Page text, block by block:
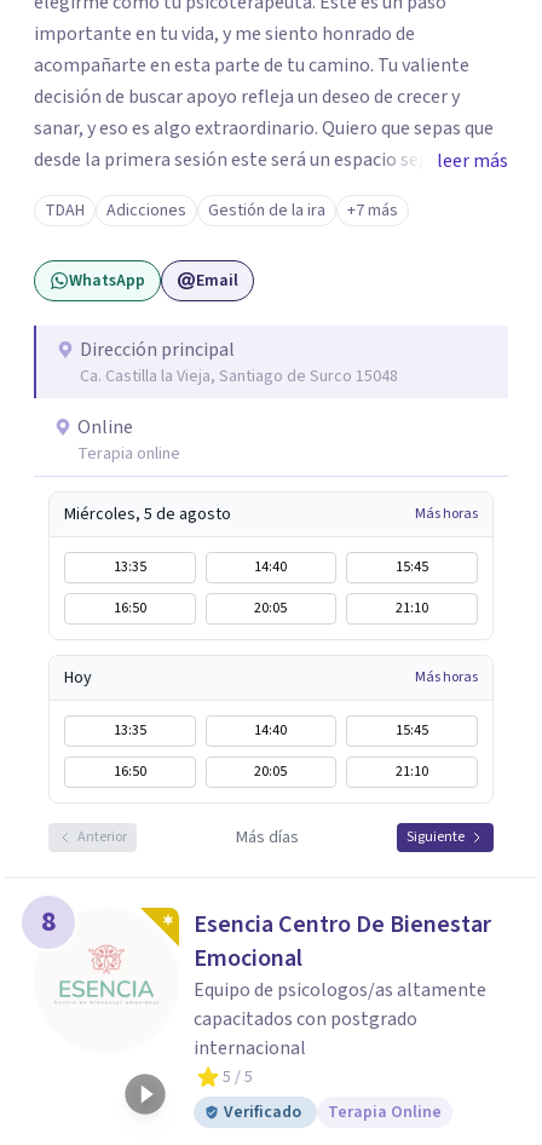
importante en tu vida, y me siento honrado de
acompañarte en esta parte de tu camino. Tu valiente
decisión de buscar apoyo refleja un deseo de crecer y
sanar, y eso es algo extraordinario. Quiero que sepas que
desde la primera sesión este será un espacio seguro
donde podrás expresar lo que sientes y piensas sin juicio.
Sabes que cada persona es única y va a su propio ritmo,
como tal valoraré tu tiempo, espacio y decisión de
compartir tu historia conmigo. Estaré aquí para
leer más
TDAH Adicciones Gestión de la ira +7 más
WhatsApp Email
Dirección principal
Ca. Castilla la Vieja, Santiago de Surco 15048
Online
Terapia online
Miércoles, 5 de agosto Más horas
13:35 14:40
15:45
16:50
20:05 21:10
Hoy Más horas
13:35 14:40
15:45
16:50
20:05 21:10
Anterior Más días Siguiente
8
Esencia Centro De Bienestar
Emocional
Equipo de psicologos/as altamente
capacitados con postgrado
internacional
5 / 5
Verificado
Terapia Online